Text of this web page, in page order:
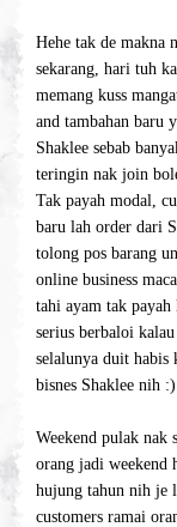
Hehe tak de makna
sekarang, hari tuh
memang kuss
and tambahan baru
Shaklee sebab
teringin nak join
Tak payah modal,
baru lah order dari
tolong pos barang
online business
tahi ayam tak payah
serius berbaloi
selalunya duit habis
bisnes Shaklee nih :)
Weekend pulak nak
orang jadi weekend
hujung tahun nih je
customers ramai